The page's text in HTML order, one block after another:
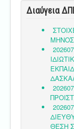
Διαύγεια